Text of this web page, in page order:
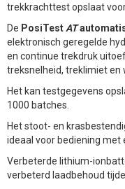
trekkrachttest opslaat
De PosiTest AT
elektronisch geregelde
en continue trekdruk
treksnelheid, treklimiet en
Het kan testgegevens
1000 batches.
Het stoot- en
ideaal voor bediening met
Verbeterde lithium-
verbeterd laadbehoud